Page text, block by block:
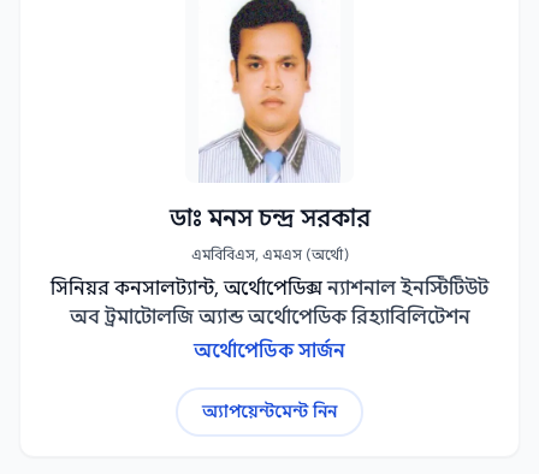
ডাঃ মনস চন্দ্র সরকার
এমবিবিএস, এমএস (অর্থো)
সিনিয়র কনসালট্যান্ট, অর্থোপেডিক্স ন্যাশনাল ইনস্টিটিউট
অব ট্রমাটোলজি অ্যান্ড অর্থোপেডিক রিহ্যাবিলিটেশন
অর্থোপেডিক সার্জন
অ্যাপয়েন্টমেন্ট নিন